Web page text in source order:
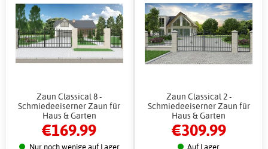
Zaun Classical 8 -
Schmiedeeiserner Zaun für
Haus & Garten
€169.99
Nur noch wenige auf Lager
Zaun Classical 2 -
Schmiedeeiserner Zaun für
Haus & Garten
€309.99
Auf Lager